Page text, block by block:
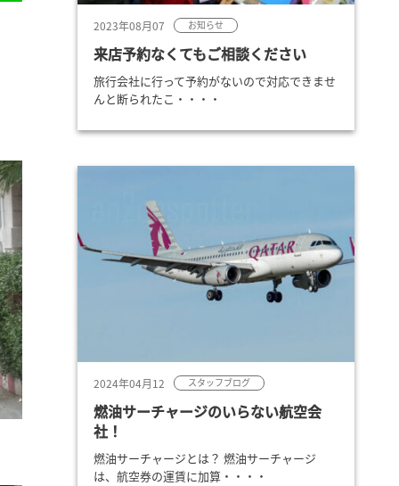
2023年08月07 お知らせ
来店予約なくてもご相談ください
旅行会社に行って予約がないので対応できませ
んと断られたこ・・・・
2024年04月12 スタッフブログ
燃油サーチャージのいらない航空会
社！
燃油サーチャージとは？ 燃油サーチャージ
は、航空券の運賃に加算・・・・